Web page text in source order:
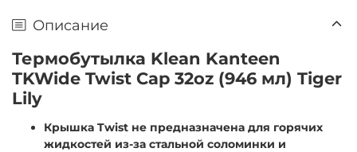
Описание
Термобутылка Klean Kanteen
TKWide Twist Cap 32oz (946 мл) Tiger
Lily
Крышка Twist не предназначена для горячих
жидкостей из-за стальной соломинки и